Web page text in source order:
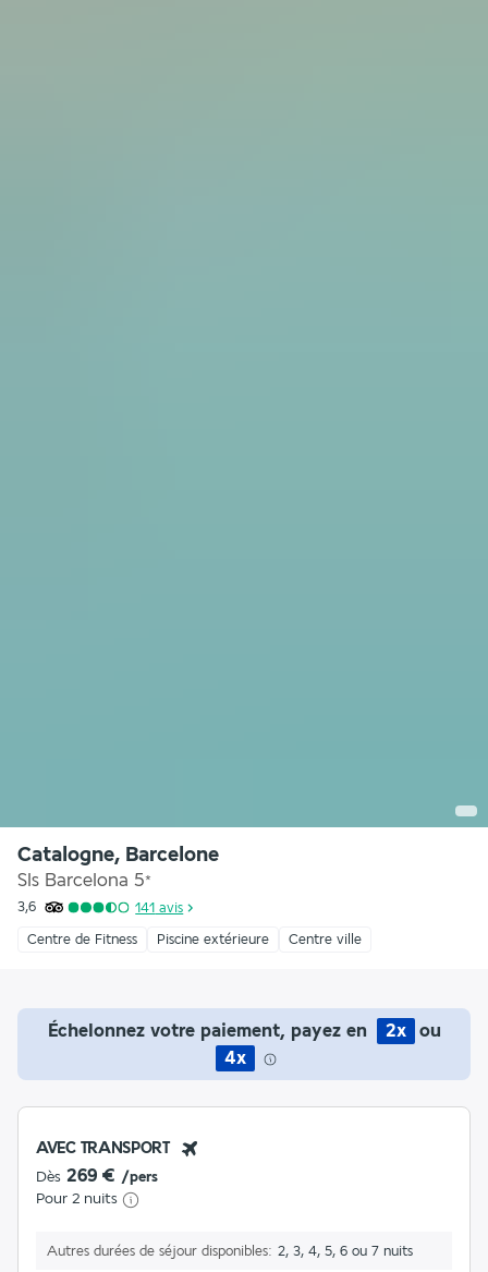
Catalogne, Barcelone
Sls Barcelona 5*
3,6 141 avis
Centre de Fitness Piscine extérieure Centre ville
Échelonnez votre paiement, payez en 2x
ou
4x
AVEC TRANSPORT
Dès 269 € /pers
Pour 2 nuits
Autres durées de séjour disponibles 2, 3, 4, 5, 6 ou 7 nuits